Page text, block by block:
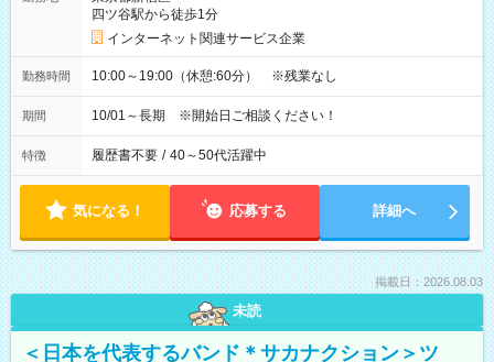
四ツ谷駅から徒歩1分
インターネット関連サービス企業
勤務時間 10:00～19:00（休憩:60分） ※残業なし
期間 10/01～長期 ※開始日ご相談ください！
特徴 履歴書不要 / 40～50代活躍中
気になる！ 応募する 詳細へ
掲載日：2026.08.03
未読
＜日本を代表するバンド＊サカナクション＞ツ